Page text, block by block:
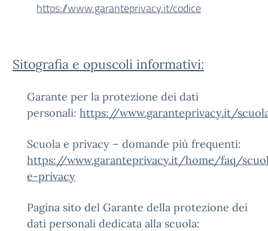
https://www.garanteprivacy.it/codice
Sitografia e opuscoli informativi:
Garante per la protezione dei dati
personali: https://www.garanteprivacy.it/
Scuola e privacy – domande più frequenti:
https://www.garanteprivacy.it/home/faq/
e-privacy
Pagina sito del Garante della protezione dei
dati personali dedicata alla scuola: